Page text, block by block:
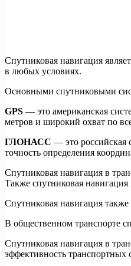
Спутниковая навигация
в любых условиях.
Основными спутниковыми
GPS — это американская
метров и широкий охват по
ГЛОНАСС — это российская
точность определения
Спутниковая навигация в
Также спутниковая
Спутниковая навигация
В общественном транспорте
Спутниковая навигация в
эффективность транспортных